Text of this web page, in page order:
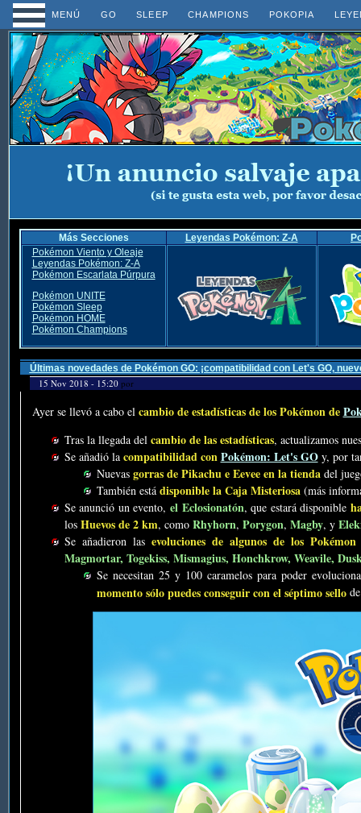
MENÚ GO SLEEP CHAMPIONS POKOPIA
Más Secciones Leyendas Pokémon: Z-A
Pokémon Viento y Oleaje
Leyendas Pokémon: Z-A
Pokémon Escarlata Púrpura
Pokémon UNITE
Pokémon Sleep
Pokémon HOME
Pokémon Champions
Últimas novedades de Pokémon GO: ¡compatibilidad con Let's GO,
15 Nov 2018 - 15:20 por
Ayer se llevó a cabo el cambio de estadísticas de los Pokémon de
Tras la llegada del cambio de las estadísticas, actualizamos
Se añadió la compatibilidad conPokémon: Let's GOy, por
Nuevas gorras de Pikachu e Eevee en la tiendadel
También está disponible la Caja Misteriosa(más
Se anunció un evento, el Eclosionatón, que estará disponible
los Huevos de 2 km, como Rhyhorn, Porygon, Magby, y
Se añadieron las evoluciones de algunos de los
Magmortar, Togekiss, Mismagius, Honchkrow, Weavile,
Se necesitan 25 y 100 caramelos para poder
momento sólo puedes conseguir con el séptimo sello